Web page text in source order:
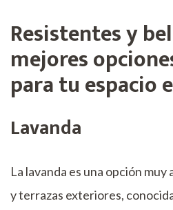
Resistentes y
mejores
para tu espacio
Lavanda
La lavanda es una opción
y terrazas exteriores,